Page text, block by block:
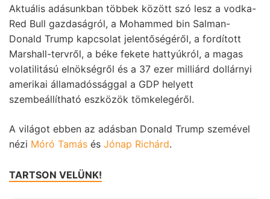
Aktuális adásunkban többek között szó lesz a vodka-
Red Bull gazdaságról, a Mohammed bin Salman-
Donald Trump kapcsolat jelentőségéről, a fordított
Marshall-tervről, a béke fekete hattyúkról, a magas
volatilitású elnökségről és a 37 ezer milliárd dollárnyi
amerikai államadóssággal a GDP helyett
szembeállítható eszközök tömkelegéről.
A világot ebben az adásban Donald Trump szemével
nézi Móró Tamás és Jónap Richárd.
TARTSON VELÜNK!